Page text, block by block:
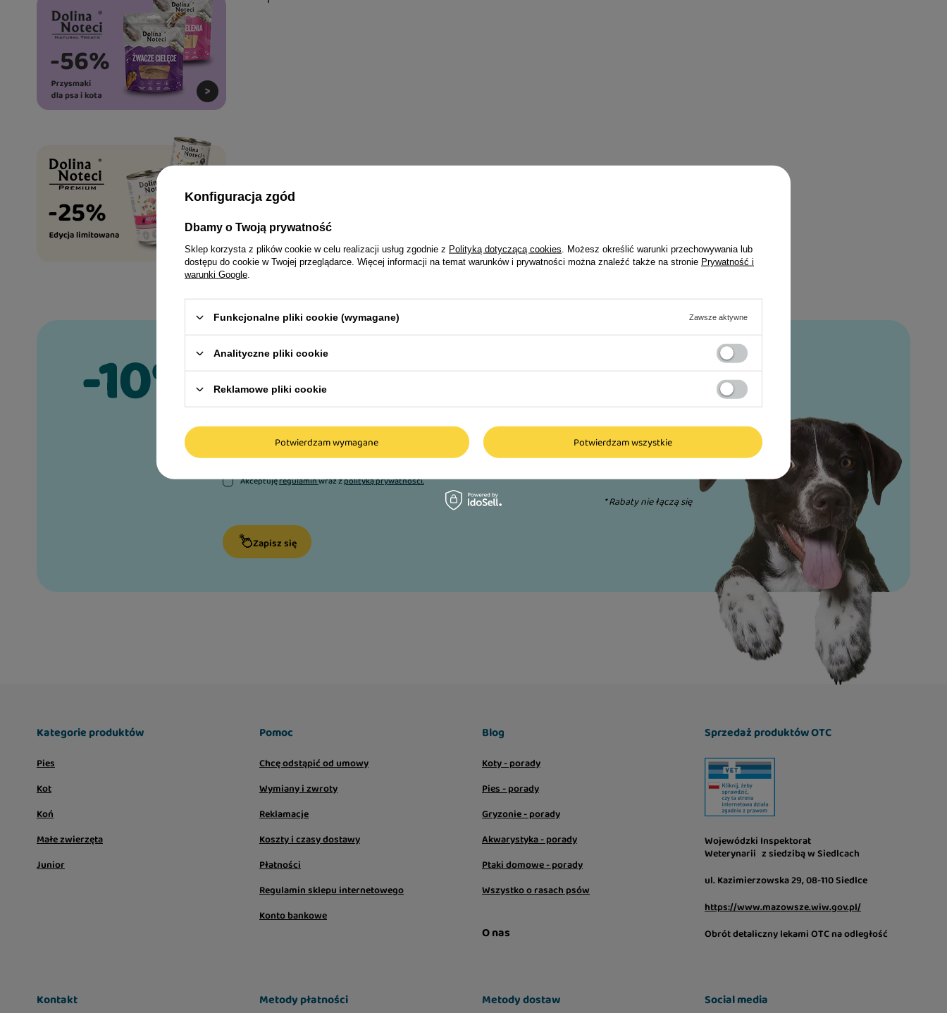
-10% Zapisz się do newslettera i odbierz rabat*
na swoje pierwsze zakupy!
Imię i nazwisko: Adres e-mail:
Akceptujęregulaminwraz zpolityką prywatności.
* Rabaty nie łączą się
Zapisz się
Kategorie produktów
Pies
Kot
Koń
Małe zwierzęta
Junior
Pomoc
Chcę odstąpić od umowy
Wymiany i zwroty
Reklamacje
Koszty i czasy dostawy
Płatności
Regulamin sklepu internetowego
Konto bankowe
Blog
Koty - porady
Pies - porady
Gryzonie - porady
Akwarystyka - porady
Ptaki domowe - porady
Wszystko o rasach psów
O nas
Sprzedaż produktów OTC
Wojewódzki Inspektorat
Weterynarii z siedzibą w Siedlcach
ul. Kazimierzowska 29, 08-110 Siedlce
https://www.mazowsze.wiw.gov.pl/
Obrót detaliczny lekami OTC na odległość
Kontakt Metody płatności Metody dostaw Social media
Konfiguracja zgód
Dbamy o Twoją prywatność
Sklep korzysta z plików cookie w celu realizacji usług zgodnie z Polityką dotyczącą cookies . Możesz określić warunki przechowywania lub
dostępu do cookie w Twojej przeglądarce. Więcej informacji na temat warunków i prywatności można znaleźć także na stronie Prywatność i
warunki Google
Funkcjonalne pliki cookie (wymagane) Zawsze aktywne
Analityczne pliki cookie
Reklamowe pliki cookie
Potwierdzam wymagane Potwierdzam wszystkie